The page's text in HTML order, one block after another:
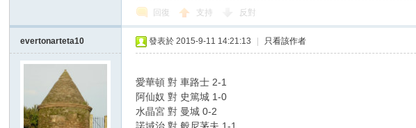
回復 支持 反對
evertonarteta10 發表於 2015-9-11 14:21:13 只看該作者
愛華頓 對 車路士 2-1
阿仙奴 對 史篤城 1-0
水晶宮 對 曼城 0-2